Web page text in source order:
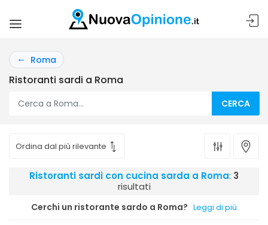
Roma
Ristoranti sardi a Roma
CERCA
Ristoranti sardi con cucina sarda a Roma: 3
risultati
Cerchi un ristorante sardo a Roma? Leggi di più